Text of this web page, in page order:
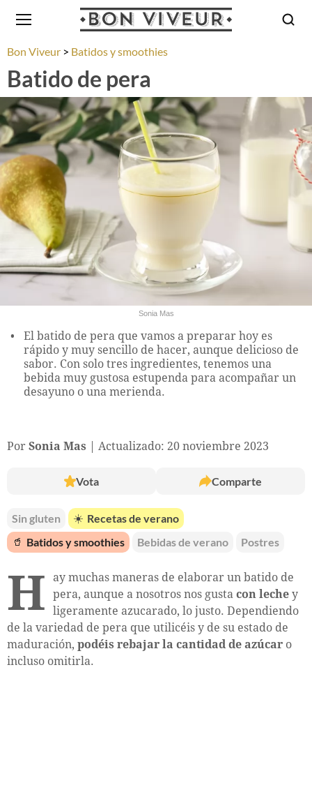
Bon Viveur Batidos y smoothies
Batido de pera
Sonia Mas
El batido de pera que vamos a preparar hoy es
rápido y muy sencillo de hacer, aunque delicioso de
sabor. Con solo tres ingredientes, tenemos una
bebida muy gustosa estupenda para acompañar un
desayuno o una merienda.
Por Sonia Mas Actualizado: 20 noviembre 2023
Vota Comparte
Sin gluten ☀️ Recetas de verano
🥤 Batidos y smoothies Bebidas de verano Postres
H
ay muchas maneras de elaborar un batido de
pera, aunque a nosotros nos gusta con leche y
ligeramente azucarado, lo justo. Dependiendo
de la variedad de pera que utilicéis y de su estado de
maduración, podéis rebajar la cantidad de azúcar o
incluso omitirla.